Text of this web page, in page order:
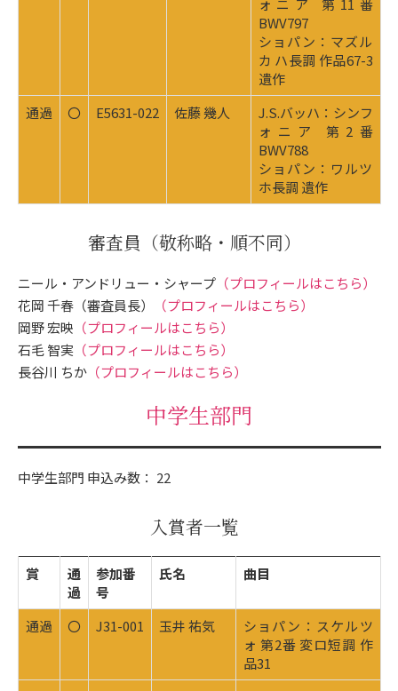
BWV797
ショパン：マズル
カ ハ長調 作品67-3
遺作
通過
〇 E5631-022 佐藤 幾人
J.S.バッハ：シンフ
ォニア 第2番
BWV788
ショパン：ワルツ
ホ長調 遺作
審査員 （敬称略・順不同）
ニール・アンドリュー・シャープ（プロフィールはこちら）
花岡 千春（審査員長）
（プロフィールはこちら）
岡野 宏映 （プロフィールはこちら）
石毛 智実（プロフィールはこちら）
長谷川 ちか（プロフィールはこちら）
中学生部門
中学生部門 申込み数： 22
入賞者一覧
賞
通
過
参加番
号
氏名 曲目
通過 〇 J31-001 玉井 祐気
ショパン：スケルツ
ォ 第2番 変ロ短調 作
品31